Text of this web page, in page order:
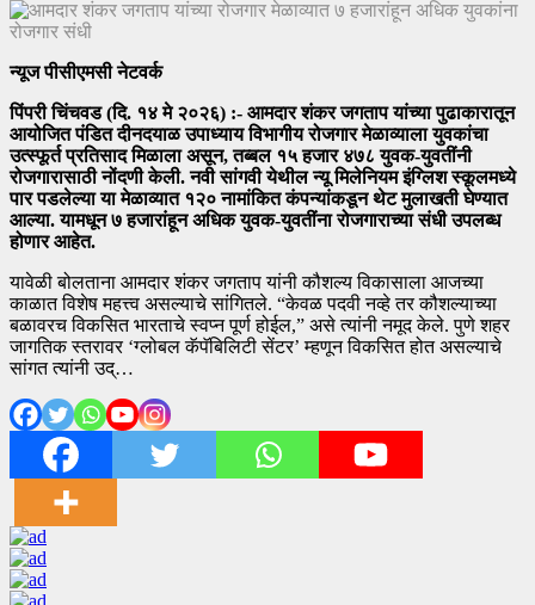
न्यूज पीसीएमसी नेटवर्क
पिंपरी चिंचवड (दि. १४ मे २०२६) :- आमदार शंकर जगताप यांच्या पुढाकारातून
आयोजित पंडित दीनदयाळ उपाध्याय विभागीय रोजगार मेळाव्याला युवकांचा
उत्स्फूर्त प्रतिसाद मिळाला असून, तब्बल १५ हजार ४७८ युवक-युवतींनी
रोजगारासाठी नोंदणी केली. नवी सांगवी येथील न्यू मिलेनियम इंग्लिश स्कूलमध्ये
पार पडलेल्या या मेळाव्यात १२० नामांकित कंपन्यांकडून थेट मुलाखती घेण्यात
आल्या. यामधून ७ हजारांहून अधिक युवक-युवतींना रोजगाराच्या संधी उपलब्ध
होणार आहेत.
यावेळी बोलताना आमदार शंकर जगताप यांनी कौशल्य विकासाला आजच्या
काळात विशेष महत्त्व असल्याचे सांगितले. “केवळ पदवी नव्हे तर कौशल्याच्या
बळावरच विकसित भारताचे स्वप्न पूर्ण होईल,” असे त्यांनी नमूद केले. पुणे शहर
जागतिक स्तरावर ‘ग्लोबल कॅपॅबिलिटी सेंटर’ म्हणून विकसित होत असल्याचे
सांगत त्यांनी उद्…